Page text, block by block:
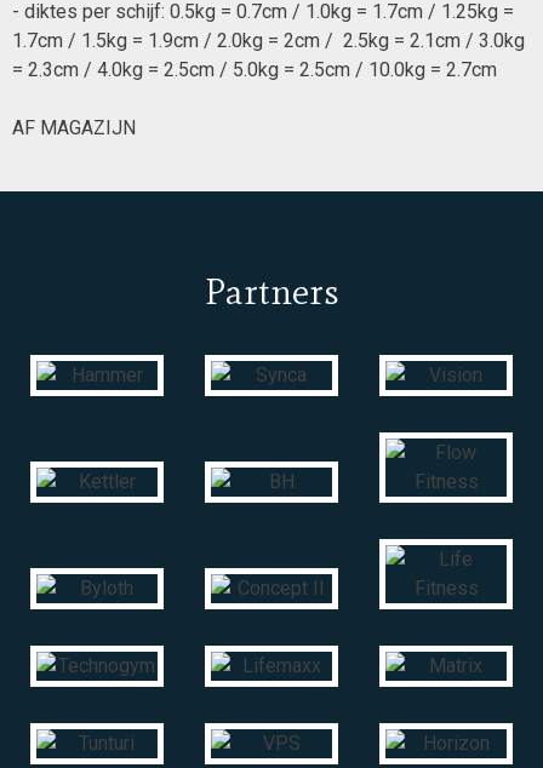
- diktes per schijf: 0.5kg = 0.7cm / 1.0kg = 1.7cm / 1.25kg =
1.7cm / 1.5kg = 1.9cm / 2.0kg = 2cm / 2.5kg = 2.1cm / 3.0kg
= 2.3cm / 4.0kg = 2.5cm / 5.0kg = 2.5cm / 10.0kg = 2.7cm
AF MAGAZIJN
Partners